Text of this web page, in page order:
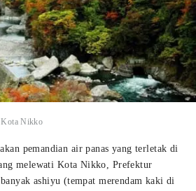
Kota Nikko
pemandian air panas yang terletak di
melewati Kota Nikko, Prefektur
ashiyu (tempat merendam kaki di